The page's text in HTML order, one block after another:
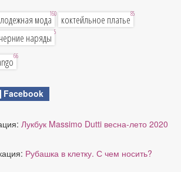
мода160 коктейльное платье85
наряды 5
66
Facebook
Лукбук Massimo Dutti весна-лето 2020
Рубашка в клетку. С чем носить?